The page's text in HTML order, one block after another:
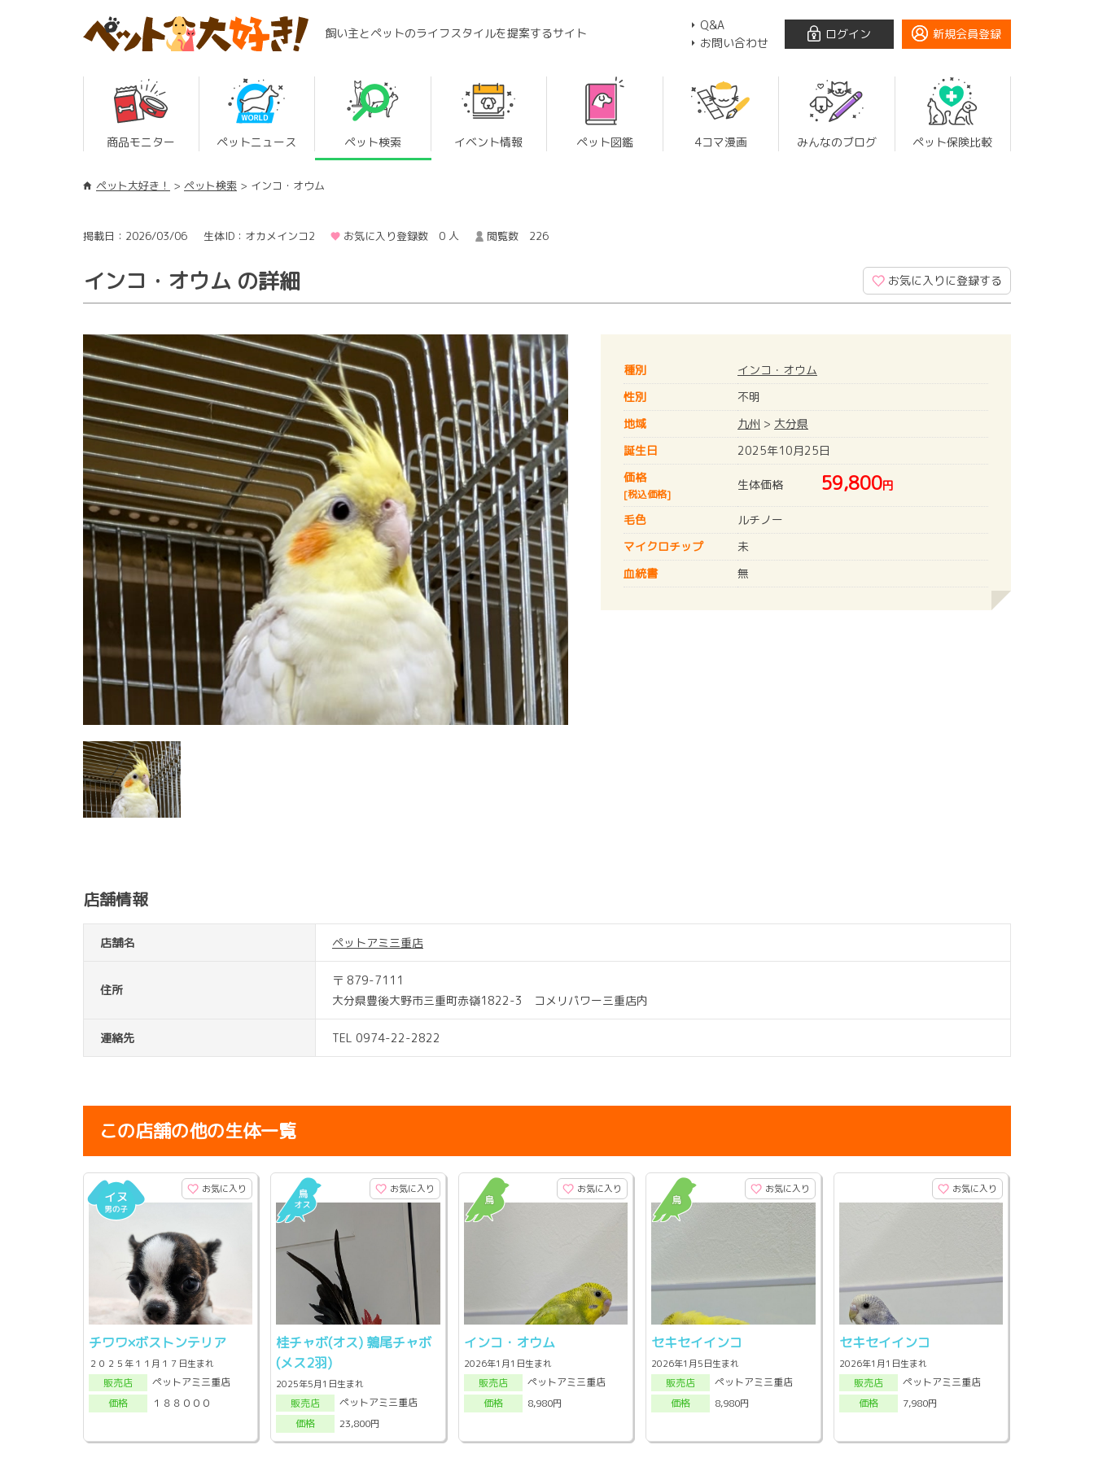
飼い主とペットのライフスタイルを提案するサイト
Q&A
お問い合わせ
ログイン 新規会員登録
商品モニター ペットニュース ペット検索 イベント情報 ペット図鑑 4コマ漫画 みんなのブログ ペット保険比較
ペット大好き！ ペット検索 インコ・オウム
掲載日：2026/03/06 生体ID：オカメインコ2 お気に入り登録数 0 人 閲覧数 226
インコ・オウム の詳細 お気に入りに登録する
種別
インコ・オウム
性別
不明
地域
九州 > 大分県
誕生日
2025年10月25日
価格
[税込価格]
生体価格 59,800円
毛色
ルチノー
マイクロチップ
未
血統書
無
店舗情報
店舗名 ペットアミ三重店
住所
〒 879-7111
大分県豊後大野市三重町赤嶺1822-3 コメリパワー三重店内
連絡先 TEL 0974-22-2822
この店舗の他の生体一覧
お気に入り
チワワ×ボストンテリア
２０２５年１１月１７日生まれ
販売店
ペットアミ三重店
価格
１８８０００
お気に入り
桂チャボ(オス) 鶉尾チャボ
(メス2羽)
2025年5月1日生まれ
販売店
ペットアミ三重店
価格
23,800円
お気に入り
インコ・オウム
2026年1月1日生まれ
販売店
ペットアミ三重店
価格
8,980円
お気に入り
セキセイインコ
2026年1月5日生まれ
販売店
ペットアミ三重店
価格
8,980円
お気に入り
セキセイインコ
2026年1月1日生まれ
販売店
ペットアミ三重店
価格
7,980円